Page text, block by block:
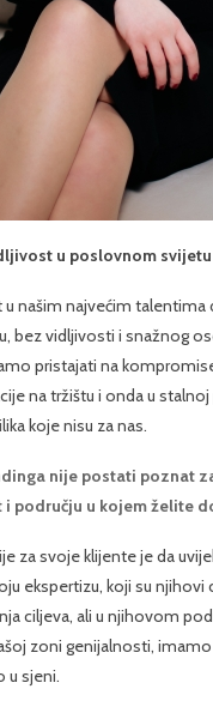
u poslovnom
našim najvećim talentima
bez vidljivosti i snažnog
pristajati na
na tržištu i onda u
koje nisu za nas.
nije postati poznat
području u kojem želite
za svoje klijente je da
ekspertizu, koji su
ciljeva, ali u njihovom
zoni genijalnosti,
u sjeni.